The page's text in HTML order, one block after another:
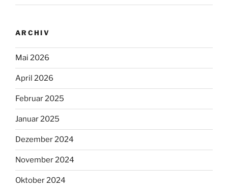
ARCHIV
Mai 2026
April 2026
Februar 2025
Januar 2025
Dezember 2024
November 2024
Oktober 2024